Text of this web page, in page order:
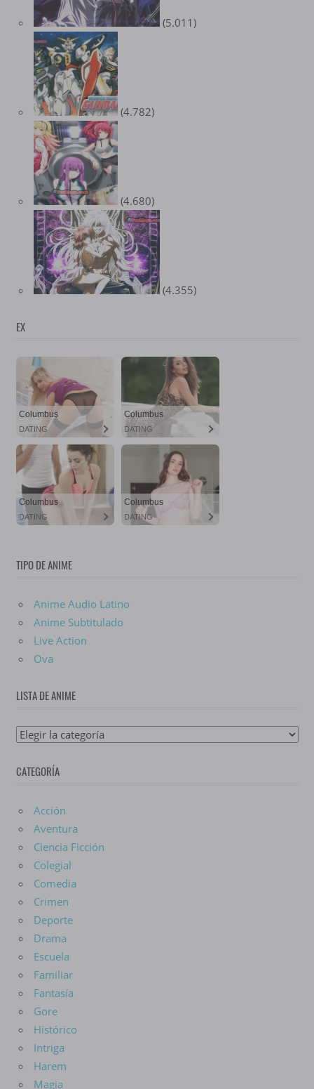
(5.011)
(4.782)
(4.680)
(4.355)
EX
TIPO DE ANIME
Anime Audio Latino
Anime Subtitulado
Live Action
Ova
LISTA DE ANIME
Lista
Anime
CATEGORÍA
Acción
Aventura
Ciencia Ficción
Colegial
Comedia
Crimen
Deporte
Drama
Escuela
Familiar
Fantasía
Gore
Histórico
Intriga
Harem
Magia